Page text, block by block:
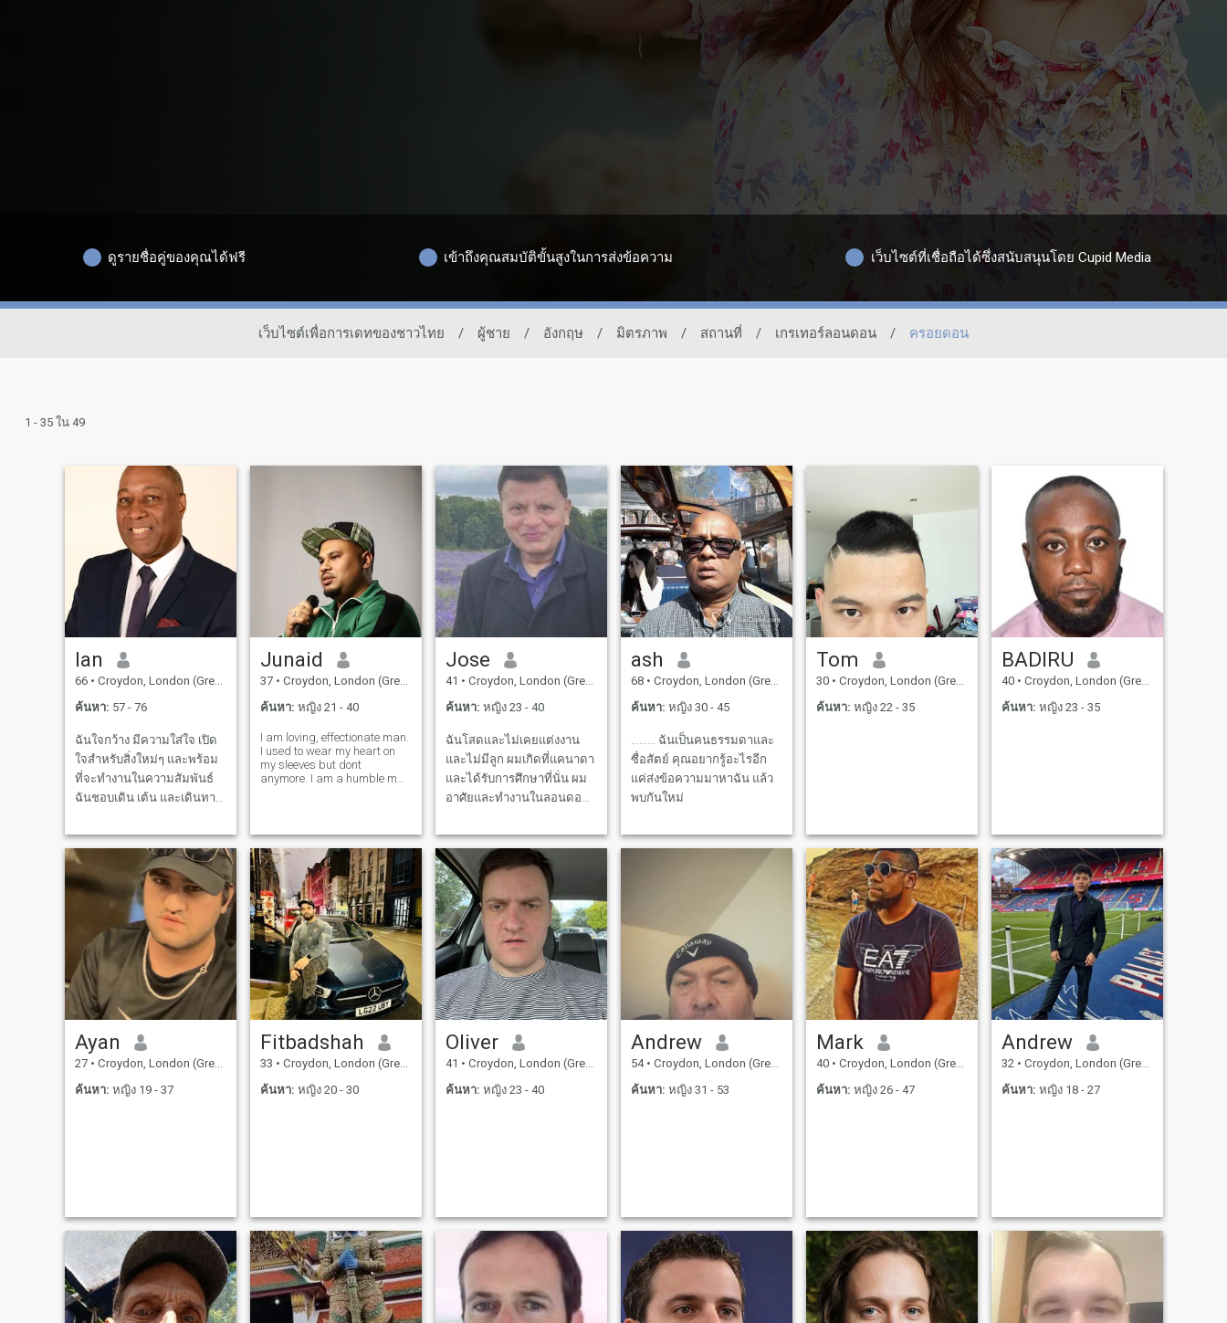
ดูรายชื่อคู่ของคุณได้ฟรี เข้าถึงคุณสมบัติขั้นสูงในการส่งข้อความ เว็บไซต์ที่เชื่อถือได้ซึ่งสนับสนุนโดย Cupid Media
เว็บไซต์เพื่อการเดทของชาวไทย / ผู้ชาย / อังกฤษ / มิตรภาพ / สถานที่ / เกรเทอร์ลอนดอน / ครอยดอน
1 - 35 ใน 49
Ian
66 • Croydon, London (Greater), อังกฤษ
ค้นหา: 57 - 76
ฉันใจกว้าง มีความใส่ใจ เปิด
ใจสําหรับสิ่งใหม่ๆ และพร้อม
ที่จะทํางานในความสัมพันธ์
ฉันชอบเดิน เต้น และเดินทาง
จนกว่าผมจะมีเหตุผล ที่ดีที่สุด
คือ คนที่เปิดใจรับวัฒนธรรม
ต่าง ๆ คนที่ชอบอยู่กลางแจ้ง
แต่ก็ชอบอยู่บ้าน ผมมองโลก
ในแง่ดีและตั้งใจ ผมเชื่อใน
ความซื่อสัตย์ และการเคารพ
คนอื่น ความเรียบง่ายและ
ความต่ําต้อย เชื่อมั่นในความ
เชื่อของฉัน ผมมีความมั่นคง
ทางการเงิน และชอบสภาพ
วางแผนที่จะซื้อที่ดินใน
ประเทศสเปนตอนใต้ เพื่อเริ่ม
ต้นบทใหม่ หลายปีที่แล้ว ผม
ผมได้เดินทางไปหลายทวีป
แต่ยังมีสถานที่มากมายที่จะ
เห็น ไม่ใช่เพื่อเพื่อนหรือคน
รู้จัก แต่เป็นคู่ชีวิตสําหรับฉัน
ภาพของฉันเป็นจริงและการ
ปรับเปลี่ยน ทั้งหมดถูกเลือก
Junaid
37 • Croydon, London (Greater), อังกฤษ
ค้นหา: หญิง 21 - 40
I am loving, effectionate man.
I used to wear my heart on
my sleeves but dont
anymore. I am a humble man
company but would love to
have a business partner and
best friend to help
Jose
41 • Croydon, London (Greater), อังกฤษ
ค้นหา: หญิง 23 - 40
ฉันโสดและไม่เคยแต่งงาน
และไม่มีลูก ผมเกิดที่แคนาดา
และได้รับการศึกษาที่นั่น ผม
อาศัยและทำงานในลอนดอน
หยุดในอินเดีย
ash
68 • Croydon, London (Greater), อังกฤษ
ค้นหา: หญิง 30 - 45
......... ฉันเป็นคนธรรมดาและ
ซื่อสัตย์ คุณอยากรู้อะไรอีก
แค่ส่งข้อความมาหาฉัน แล้ว
พบกันใหม่
Tom
30 • Croydon, London (Greater), อังกฤษ
ค้นหา: หญิง 22 - 35
BADIRU
40 • Croydon, London (Greater), อังกฤษ
ค้นหา: หญิง 23 - 35
Ayan
27 • Croydon, London (Greater), อังกฤษ
ค้นหา: หญิง 19 - 37
Fitbadshah
33 • Croydon, London (Greater), อังกฤษ
ค้นหา: หญิง 20 - 30
Oliver
41 • Croydon, London (Greater), อังกฤษ
ค้นหา: หญิง 23 - 40
Andrew
54 • Croydon, London (Greater), อังกฤษ
ค้นหา: หญิง 31 - 53
Mark
40 • Croydon, London (Greater), อังกฤษ
ค้นหา: หญิง 26 - 47
Andrew
32 • Croydon, London (Greater), อังกฤษ
ค้นหา: หญิง 18 - 27